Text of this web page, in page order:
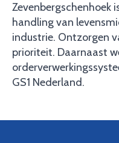
Zevenbergschenhoek
handling van
industrie. Ontzorgen
prioriteit. Daarnaast
GS1 Nederland.